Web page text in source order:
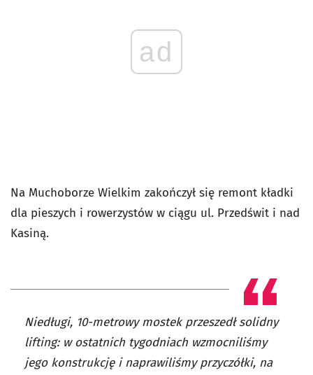
ad
Na Muchoborze Wielkim zakończył się remont kładki
dla pieszych i rowerzystów w ciągu ul. Przedświt i nad
Kasiną.
Niedługi, 10-metrowy mostek przeszedł solidny
lifting: w ostatnich tygodniach wzmocniliśmy
jego konstrukcję i naprawiliśmy przyczółki, na